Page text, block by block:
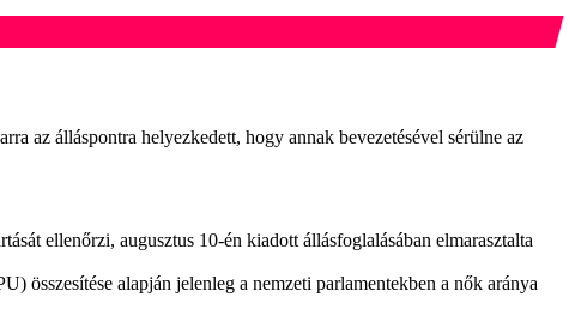
az álláspontra helyezkedett, hogy annak bevezetésével sérülne az
ellenőrzi, augusztus 10-én kiadott állásfoglalásában elmarasztalta
összesítése alapján jelenleg a nemzeti parlamentekben a nők aránya